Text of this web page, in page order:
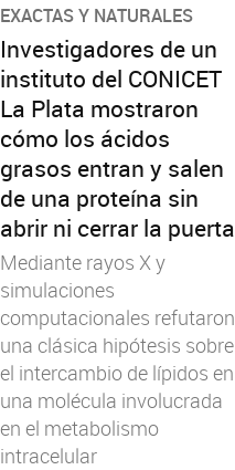
EXACTAS Y NATURALES
Investigadores de un
instituto del CONICET
La Plata mostraron
cómo los ácidos
grasos entran y salen
de una proteína sin
abrir ni cerrar la puerta
Mediante rayos X y
simulaciones
computacionales refutaron
una clásica hipótesis sobre
el intercambio de lípidos en
una molécula involucrada
en el metabolismo
intracelular